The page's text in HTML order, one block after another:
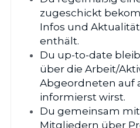
zugeschickt
Infos und
enthält.
Du up-to-date
über die Arbeit/
Abgeordneten auf
informierst wirst.
Du gemeinsam
Mitgliedern über